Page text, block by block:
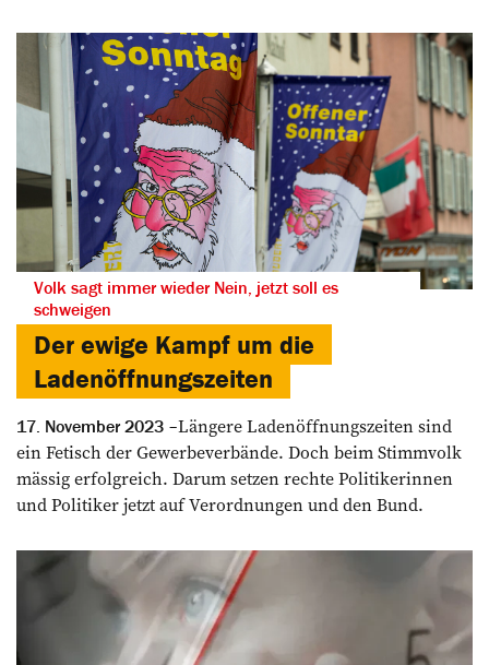
Volk sagt immer wieder Nein, jetzt soll es
schweigen
Der ewige Kampf um die
Ladenöffnungszeiten
17. November 2023
Längere Ladenöffnungszeiten sind
ein Fetisch der Gewerbeverbände. Doch beim Stimmvolk
mässig erfolgreich. Darum setzen rechte Politikerinnen
und Politiker jetzt auf Verordnungen und den Bund.